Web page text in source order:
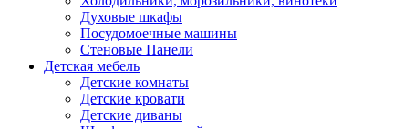
Духовые шкафы
Посудомоечные машины
Стеновые Панели
Детская мебель
Детские комнаты
Детские кровати
Детские диваны